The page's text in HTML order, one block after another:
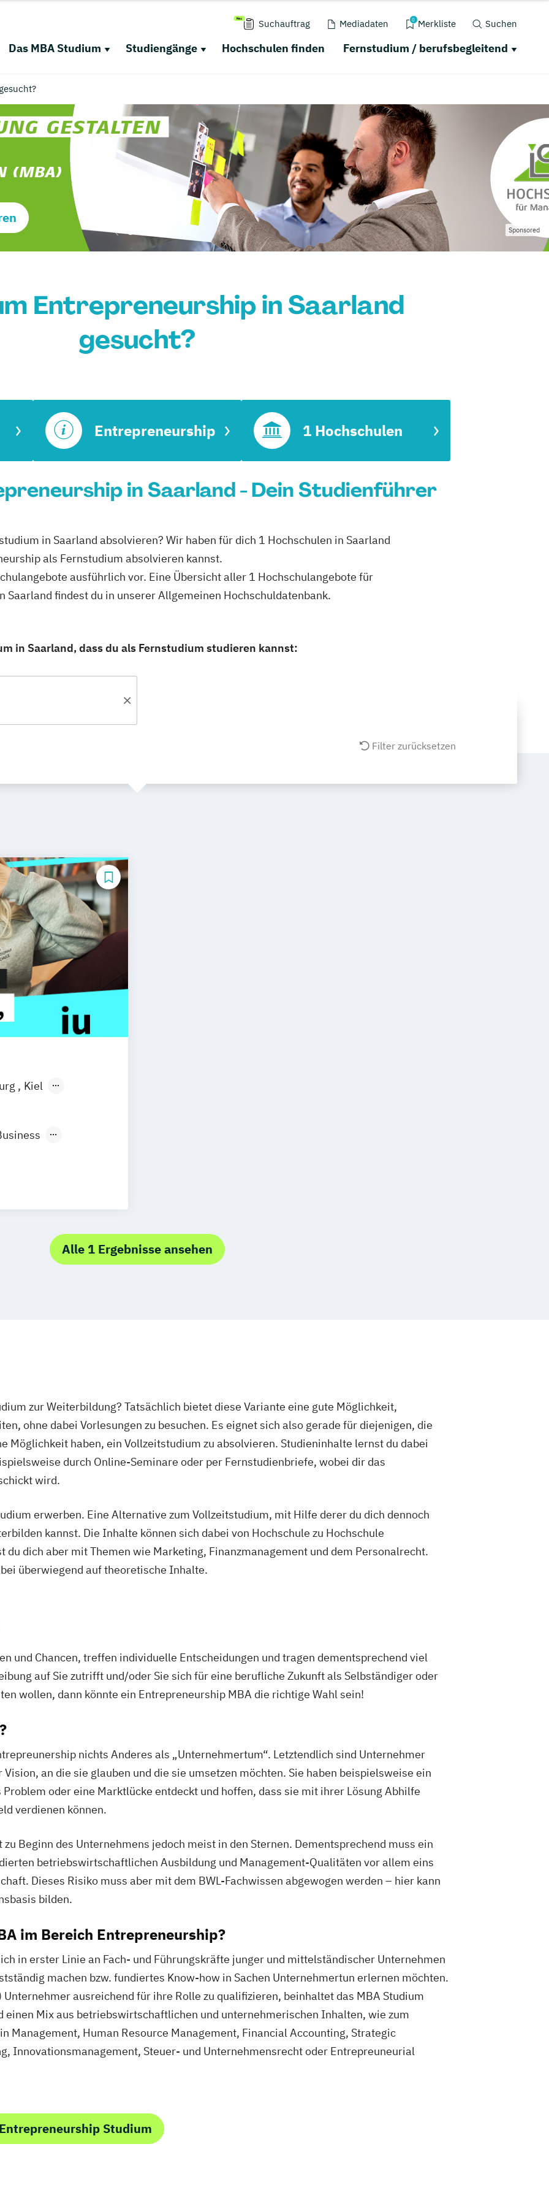
Suchauftrag Mediadaten 0 Merkliste Suchen
Das MBA Studium Studiengänge Hochschulen finden Fernstudium / berufsbegleitend
Sponsored
Entrepreneurship in Saarland
gesucht?
Entrepreneurship 1 Hochschulen
in Saarland - Dein Studienführer
in Saarland absolvieren? Wir haben für dich 1 Hochschulen in Saarland
als Fernstudium absolvieren kannst.
ausführlich vor. Eine Übersicht aller 1 Hochschulangebote für
Saarland findest du in unserer Allgemeinen Hochschuldatenbank.
in Saarland, dass du als Fernstudium studieren kannst:
Filter zurücksetzen
Kiel
Neu-Ulm
Alle 1 Ergebnisse ansehen
zur Weiterbildung? Tatsächlich bietet diese Variante eine gute Möglichkeit,
ohne dabei Vorlesungen zu besuchen. Es eignet sich also gerade für diejenigen, die
Möglichkeit haben, ein Vollzeitstudium zu absolvieren. Studieninhalte lernst du dabei
durch Online-Seminare oder per Fernstudienbriefe, wobei dir das
wird.
erwerben. Eine Alternative zum Vollzeitstudium, mit Hilfe derer du dich dennoch
kannst. Die Inhalte können sich dabei von Hochschule zu Hochschule
dich aber mit Themen wie Marketing, Finanzmanagement und dem Personalrecht.
überwiegend auf theoretische Inhalte.
und Chancen, treffen individuelle Entscheidungen und tragen dementsprechend viel
auf Sie zutrifft und/oder Sie sich für eine berufliche Zukunft als Selbständiger oder
wollen, dann könnte ein Entrepreneurship MBA die richtige Wahl sein!
nichts Anderes als „Unternehmertum“. Letztendlich sind Unternehmer
an die sie glauben und die sie umsetzen möchten. Sie haben beispielsweise ein
oder eine Marktlücke entdeckt und hoffen, dass sie mit ihrer Lösung Abhilfe
verdienen können.
Beginn des Unternehmens jedoch meist in den Sternen. Dementsprechend muss ein
betriebswirtschaftlichen Ausbildung und Management-Qualitäten vor allem eins
Dieses Risiko muss aber mit dem BWL-Fachwissen abgewogen werden – hier kann
bilden.
im Bereich Entrepreneurship?
in erster Linie an Fach- und Führungskräfte junger und mittelständischer Unternehmen
machen bzw. fundiertes Know-how in Sachen Unternehmertun erlernen möchten.
ausreichend für ihre Rolle zu qualifizieren, beinhaltet das MBA Studium
einen Mix aus betriebswirtschaftlichen und unternehmerischen Inhalten, wie zum
Management, Human Resource Management, Financial Accounting, Strategic
Innovationsmanagement, Steuer- und Unternehmensrecht oder Entrepreuneurial
Studium